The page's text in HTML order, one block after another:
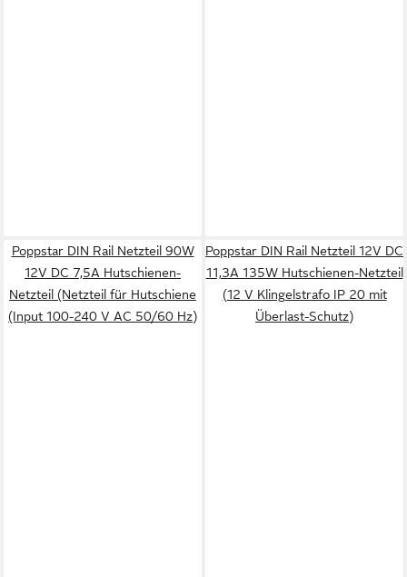
Poppstar DIN Rail Netzteil 90W
12V DC 7,5A Hutschienen-
Netzteil (Netzteil für Hutschiene
(Input 100-240 V AC 50/60 Hz)
Poppstar DIN Rail Netzteil 12V DC
11,3A 135W Hutschienen-Netzteil
(12 V Klingelstrafo IP 20 mit
Überlast-Schutz)